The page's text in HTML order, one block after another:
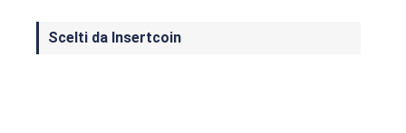
Scelti da Insertcoin